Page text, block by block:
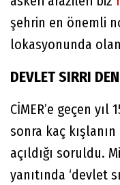
şehrin en önemli
lokasyonunda
DEVLET SIRRI
CİMER’e geçen yıl
sonra kaç
açıldığı soruldu.
yanıtında ‘devlet